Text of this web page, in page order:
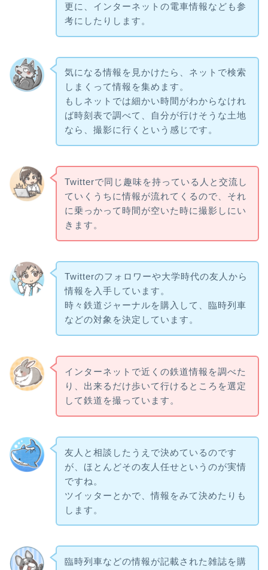
更に、インターネットの電車情報なども参
考にしたりします。
気になる情報を見かけたら、ネットで検索
しまくって情報を集めます。
もしネットでは細かい時間がわからなけれ
ば時刻表で調べて、自分が行けそうな土地
なら、撮影に行くという感じです。
Twitterで同じ趣味を持っている人と交流し
ていくうちに情報が流れてくるので、それ
に乗っかって時間が空いた時に撮影しにい
きます。
Twitterのフォロワーや大学時代の友人から
情報を入手しています。
時々鉄道ジャーナルを購入して、臨時列車
などの対象を決定しています。
インターネットで近くの鉄道情報を調べた
り、出来るだけ歩いて行けるところを選定
して鉄道を撮っています。
友人と相談したうえで決めているのです
が、ほとんどその友人任せというのが実情
ですね。
ツイッターとかで、情報をみて決めたりも
します。
臨時列車などの情報が記載された雑誌を購